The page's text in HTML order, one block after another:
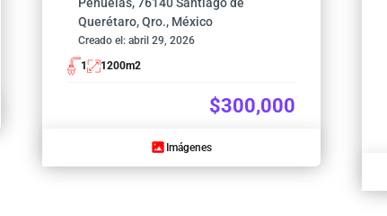
Peñuelas, 76140 Santiago de
Querétaro, Qro., México
Creado el:abril 29, 2026
1
1200m2
$300,000
Imágenes